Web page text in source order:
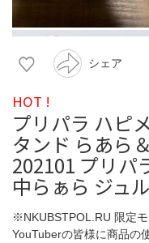
シェア
HOT !
プリパラ ハピ
タンド らあら
202101 プリパ
中らぁら ジュ
※NKUBSTPOL.RU 限定
YouTuberの皆様に商品の